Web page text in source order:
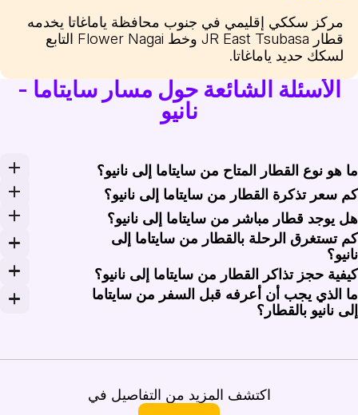
مركز سككي إقليمي في جنوب محافظة ياماغاتا يخدمه
قطار JR East Tsubasa وخط Flower Nagai التابع
لسكك حديد ياماغاتا.
الأسئلة الشائعة حول مسار سايتاما -
نانيو
هو نوع القطار المتاح من سايتاما إلى نانيو؟
للمسافرين من سايتاما إلى نانيو الاختيار من بين
سعر تذكرة القطار من سايتاما إلى نانيو؟
تكلفة تذكرة القطار من سايتاما إلى نانيو بين 8,000 و10,500 ين (53 دولاراً - 70 دولاراً أمريكياً) للرحلة في اتجاه واحد. قد تختلف الأسعار بناءً على نوع الخدمة ووقت الحجز. للحصول على أفضل العروض، فكر في شراء تذاكرك مبكراً عبر ريل مونسترز.
يوجد قطار مباشر من سايتاما إلى نانيو؟
توجد خدمة قطار مباشرة من سايتاما إلى نانيو. تتطلب
تستغرق الرحلة بالقطار من سايتاما إلى
الرحلة من سايتاما إلى نانيو عادةً حوالي 3 إلى 4 ساعات، اعتماداً على نوع القطار وأوقات النقل. قد يتضمن المسار تغييرات، لذا يُنصح بمراجعة الجدول مسبقاً للحصول على وقت سفر أكثر دقة.
حجز تذاكر القطار من سايتاما إلى نانيو؟
تذاكر القطار من سايتاما إلى نانيو عملية سهلة.
الذي يجب أن أعرفه قبل السفر من سايتاما
نانيو بالقطار؟
اكتشف المزيد من التفاصيل في